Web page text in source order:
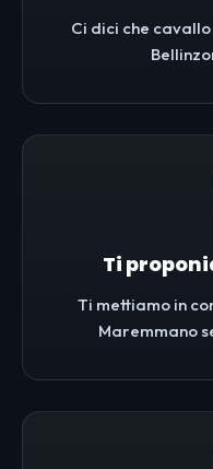
Ci dici che
Ti
Ti mettiamo in
Maremmano